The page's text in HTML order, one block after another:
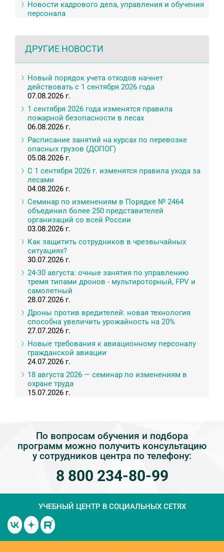
Новости кадрового дела, управления и обучения
персонала
ДРУГИЕ НОВОСТИ
Новый порядок учета отходов начнет
действовать с 1 сентября 2026 года
07.08.2026 г.
1 сентября 2026 года изменятся правила
пожарной безопасности в лесах
06.08.2026 г.
Расписание занятий на курсах по перевозке
опасных грузов (ДОПОГ)
05.08.2026 г.
С 1 сентября 2026 г. изменятся правила ухода за
лесами
04.08.2026 г.
Семинар по изменениям в Порядке № 2464
объединил более 250 представителей
организаций со всей России
03.08.2026 г.
Как защитить сотрудников в чрезвычайных
ситуациях?
30.07.2026 г.
24-30 августа: очные занятия по управлению
тремя типами дронов - мультироторный, FPV и
самолетный
28.07.2026 г.
Дроны против вредителей: новая технология
способна увеличить урожайность на 20%
27.07.2026 г.
Новые требования к авиационному персоналу
гражданской авиации
24.07.2026 г.
18 августа 2026 — семинар по изменениям в
охране труда
15.07.2026 г.
По вопросам обучения и подбора
программ можно получить консультацию
у сотрудников центра по телефону:
8 800 234-80-99
УЧЕБНЫЙ ЦЕНТР В СОЦИАЛЬНЫХ СЕТЯХ